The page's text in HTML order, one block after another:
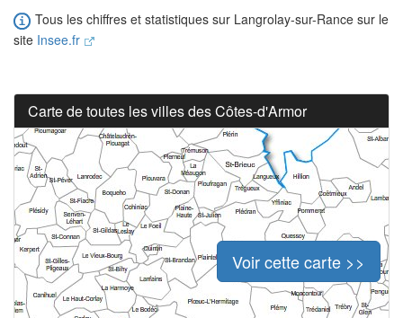
Tous les chiffres et statistiques sur Langrolay-sur-Rance sur le
site Insee.fr
Carte de toutes les villes des Côtes-d'Armor
Voir cette carte >>